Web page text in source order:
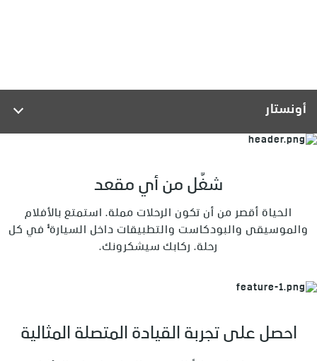
أونستار
شغّل من أي مقعد
الحياة أقصر من أن تكون الرحلات مملة. استمتع بالأفلام
والموسيقى والبودكاست والتطبيقات داخل السيارة§في كل
رحلة. ركابك سيشكرونك.
احصل على تجربة القيادة المتصلة المثالية